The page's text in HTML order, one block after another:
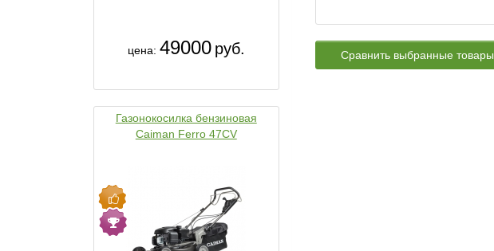
цена: 49000 руб.
Газонокосилка бензиновая
Caiman Ferro 47CV
Сравнить выбранные товары